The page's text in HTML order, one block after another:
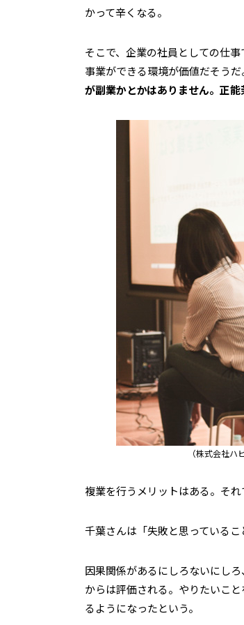
かって辛くなる。
そこで、企業の社員としての仕
事業ができる環境が価値だそう
が副業かとかはありません。正能
（株式会社
複業を行うメリットはある。そ
千葉さんは「失敗と思っているこ
因果関係があるにしろないにし
からは評価される。やりたいこ
るようになったという。